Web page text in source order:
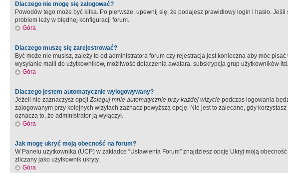
Dlaczego nie mogę się zalogować?
Powodów tego może być kilka. Po pierwsze, upewnij się, że podajesz prawidłowy login i hasło.
problem leży w błędnej konfiguracji forum.
Góra
Dlaczego muszę się zarejestrować?
Być może nie musisz, zależy to od administratora forum czy rejestracja jest konieczna aby móc
wysyłanie maili do użytkowników, możliwość dołączenia awatara, subskrypcja grup użytkowników
Góra
Dlaczego jestem automatycznie wylogowywany?
Jeżeli nie zaznaczysz opcjiZaloguj mnie automatycznie przy każdej wizycie podczas logowania
zalogowanym przy kolejnych wizytach zaznacz powyższą opcję. Nie jest to zalecane, gdy
oznacza to, że administrator ją wyłączył.
Góra
Jak mogę ukryć moją obecność na forum?
W Panelu użytkownika (UCP) w zakładce “Ustawienia Forum” znajdziesz opcję Ukryj moją
zliczany jako użytkownik ukryty.
Góra